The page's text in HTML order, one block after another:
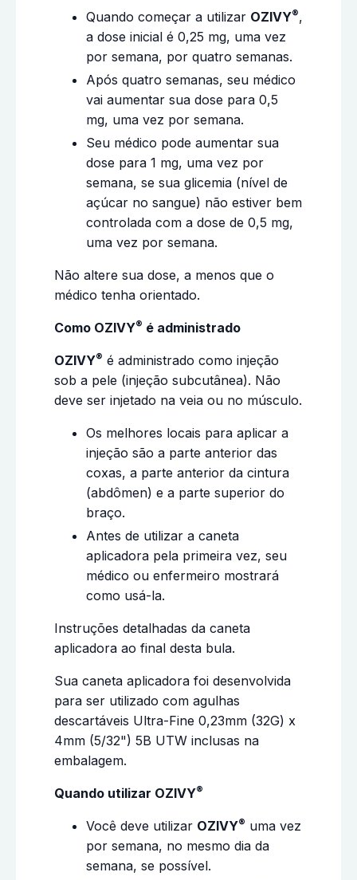
Quando começar a utilizar OZIVY®,
a dose inicial é 0,25 mg, uma vez
por semana, por quatro semanas.
Após quatro semanas, seu médico
vai aumentar sua dose para 0,5
mg, uma vez por semana.
Seu médico pode aumentar sua
dose para 1 mg, uma vez por
semana, se sua glicemia (nível de
açúcar no sangue) não estiver bem
controlada com a dose de 0,5 mg,
uma vez por semana.
Não altere sua dose, a menos que o
médico tenha orientado.
Como OZIVY® é administrado
OZIVY® é administrado como injeção
sob a pele (injeção subcutânea). Não
deve ser injetado na veia ou no músculo.
Os melhores locais para aplicar a
injeção são a parte anterior das
coxas, a parte anterior da cintura
(abdômen) e a parte superior do
braço.
Antes de utilizar a caneta
aplicadora pela primeira vez, seu
médico ou enfermeiro mostrará
como usá-la.
Instruções detalhadas da caneta
aplicadora ao final desta bula.
Sua caneta aplicadora foi desenvolvida
para ser utilizado com agulhas
descartáveis Ultra-Fine 0,23mm (32G) x
4mm (5/32") 5B UTW inclusas na
embalagem.
Quando utilizar OZIVY®
Você deve utilizar OZIVY® uma vez
por semana, no mesmo dia da
semana, se possível.